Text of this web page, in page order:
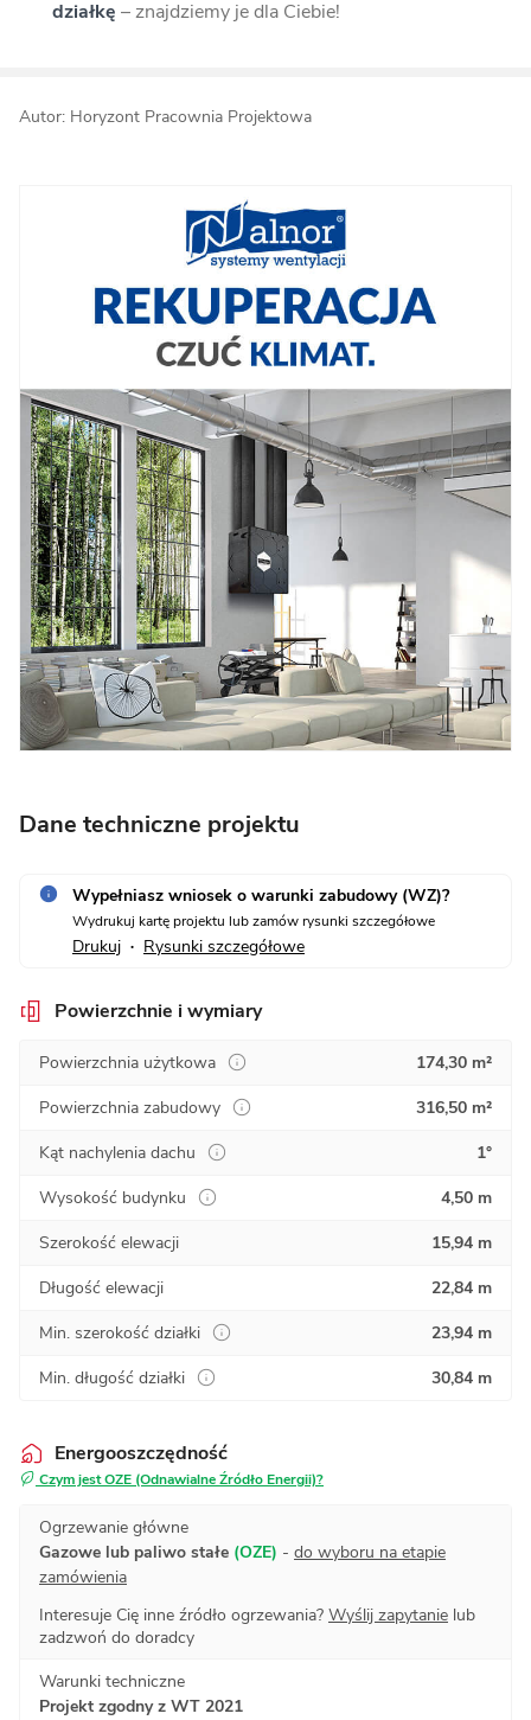
działkę – znajdziemy je dla Ciebie!
Autor: Horyzont Pracownia Projektowa
Dane techniczne projektu
Wypełniasz wniosek o warunki zabudowy (WZ)?
Wydrukuj kartę projektu lub zamów rysunki szczegółowe
Drukuj • Rysunki szczegółowe
Powierzchnie i wymiary
Powierzchnia użytkowa
174,30 m²
Powierzchnia zabudowy
316,50 m²
Kąt nachylenia dachu
1°
Wysokość budynku
4,50 m
Szerokość elewacji
15,94 m
Długość elewacji
22,84 m
Min. szerokość działki
23,94 m
Min. długość działki
30,84 m
Energooszczędność
Czym jest OZE (Odnawialne Źródło Energii)?
Ogrzewanie główne
Gazowe lub paliwo stałe (OZE) - do wyboru na etapie
zamówienia
Interesuje Cię inne źródło ogrzewania? Wyślij zapytanie lub
zadzwoń do doradcy
Warunki techniczne
Projekt zgodny z WT 2021